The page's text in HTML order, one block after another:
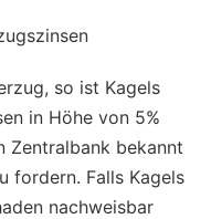
so ist Kagels
in Höhe von 5%
Zentralbank bekannt
fordern. Falls Kagels
nachweisbar